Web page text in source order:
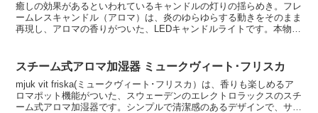
癒しの効果があるといわれているキャンドルの灯りの揺らめき。フレ
ームレスキャンドル（アロマ）は、炎のゆらゆらする動きをそのまま
再現し、アロマの香りがついた、LEDキャンドルライトです。本物の
スチーム式アロマ加湿器 ミュークヴィート･フリスカ
mjuk vit friska(ミュークヴィート･フリスカ）は、香りも楽しめるア
ロマポット機能がついた、スウェーデンのエレクトロラックスのスチ
ーム式アロマ加湿器です。シンプルで清潔感のあるデザインで、サイ